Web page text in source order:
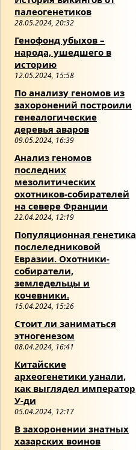
палеогенетиков
28.05.2024, 20:32
Генофонд убыхов –
народа, ушедшего в
историю
12.05.2024, 15:58
По анализу геномов из
захоронений построили
генеалогические
деревья аваров
09.05.2024, 16:39
Анализ геномов
последних
мезолитических
охотников-собирателей
на севере Франции
22.04.2024, 12:19
Популяционная генетика
послеледниковой
Евразии. Охотники-
собиратели,
земледельцы и
кочевники.
15.04.2024, 15:26
Стоит ли заниматься
этногенезом
08.04.2024, 16:41
Китайские
археогенетики узнали,
как выглядел император
У-ди
05.04.2024, 12:17
В захоронении знатных
хазарских воинов